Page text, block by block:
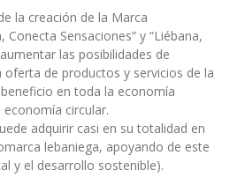
la creación de la Marca
Conecta Sensaciones” y “Liébana,
las posibilidades de
oferta de productos y servicios de la
en toda la economía
circular.
adquirir casi en su totalidad en
lebaniega, apoyando de este
y el desarrollo sostenible).